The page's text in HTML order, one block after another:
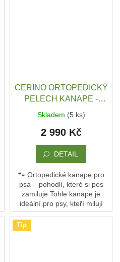
CERINO ORTOPEDICKÝ
PELECH KANAPE -
ZÁTĚŽOVÁ LÁTKA - 120
x 90 x 10 - TMAVÝ VZOR
Skladem (5 ks)
2 990 Kč
DETAIL
🐾 Ortopedické kanape pro
psa – pohodlí, které si pes
zamiluje Tohle kanape je
ideální pro psy, kteří milují
pohodlí a oporu. Není to jen
pelech – je to jejich vlastní
Tip